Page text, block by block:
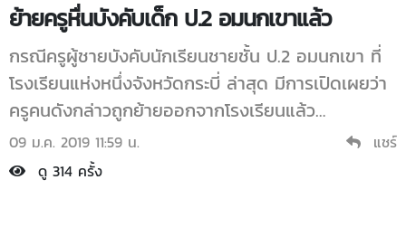
ย้ายครูหื่นบังคับเด็ก ป.2 อมนกเขาแล้ว
กรณีครูผู้ชายบังคับนักเรียนชายชั้น ป.2 อมนกเขา ที่
โรงเรียนแห่งหนึ่งจังหวัดกระบี่ ล่าสุด มีการเปิดเผยว่า
ครูคนดังกล่าวถูกย้ายออกจากโรงเรียนแล้ว…
09 ม.ค. 2019 11:59 น.
แชร์
ดู 314 ครั้ง